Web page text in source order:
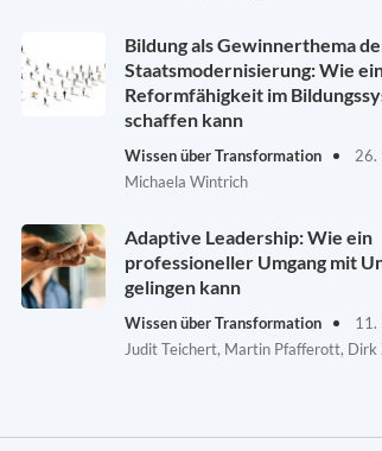
Bildung als Gewinnerthema
Staatsmodernisierung: Wie
Reformfähigkeit im
schaffen kann
Wissen über Transformation
26.
Michaela Wintrich
Adaptive Leadership: Wie ein
professioneller Umgang mit
gelingen kann
Wissen über Transformation
11.
Judit Teichert, Martin Pfafferott, Dirk